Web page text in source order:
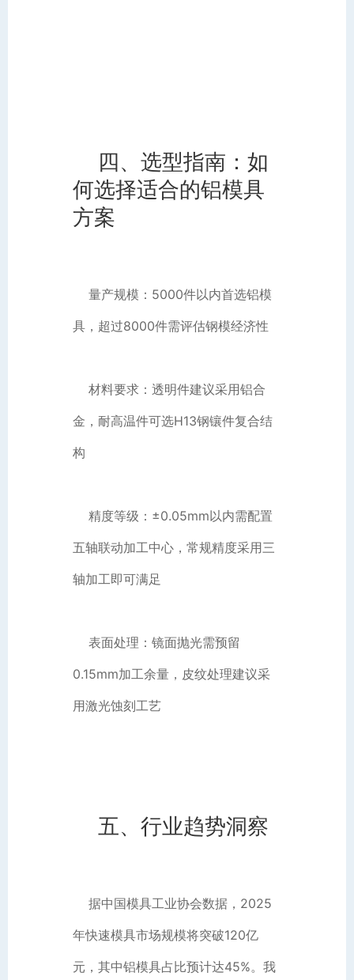
四、选型指南：如
何选择适合的铝模具
方案
量产规模：5000件以内首选铝模
具，超过8000件需评估钢模经济性
材料要求：透明件建议采用铝合
金，耐高温件可选H13钢镶件复合结
构
精度等级：±0.05mm以内需配置
五轴联动加工中心，常规精度采用三
轴加工即可满足
表面处理：镜面抛光需预留
0.15mm加工余量，皮纹处理建议采
用激光蚀刻工艺
五、行业趋势洞察
据中国模具工业协会数据，2025
年快速模具市场规模将突破120亿
元，其中铝模具占比预计达45%。我